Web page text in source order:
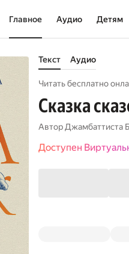
Главное Аудио Детям
Текст Аудио
Читать бесплатно
Сказка
Автор Джамбаттиста
Доступен